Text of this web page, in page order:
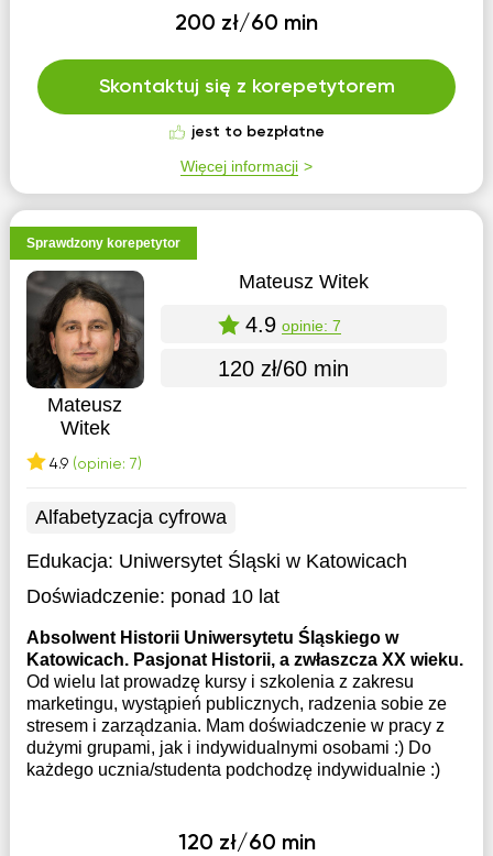
200 zł/60 min
Skontaktuj się z korepetytorem
jest to bezpłatne
Więcej informacji
Sprawdzony korepetytor
Mateusz
Witek
4.9 (opinie: 7)
Mateusz Witek
4.9 opinie: 7
120 zł/60 min
Alfabetyzacja cyfrowa
Edukacja: Uniwersytet Śląski w Katowicach
Doświadczenie: ponad 10 lat
Absolwent Historii Uniwersytetu Śląskiego w
Katowicach. Pasjonat Historii, a zwłaszcza XX wieku.
Od wielu lat prowadzę kursy i szkolenia z zakresu
marketingu, wystąpień publicznych, radzenia sobie ze
stresem i zarządzania. Mam doświadczenie w pracy z
dużymi grupami, jak i indywidualnymi osobami :) Do
każdego ucznia/studenta podchodzę indywidualnie :)
120 zł/60 min